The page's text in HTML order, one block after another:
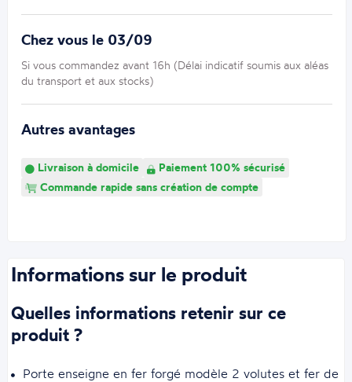
Chez vous le 03/09
Si vous commandez avant 16h (Délai indicatif soumis aux aléas
du transport et aux stocks)
Autres avantages
Livraison à domicile
Paiement 100% sécurisé
Commande rapide sans création de compte
Informations sur le produit
Quelles informations retenir sur ce
produit ?
Porte enseigne en fer forgé modèle 2 volutes et fer de